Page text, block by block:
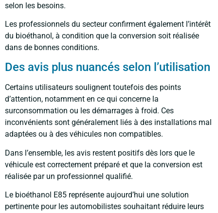
selon les besoins.
Les professionnels du secteur confirment également l’intérêt
du bioéthanol, à condition que la conversion soit réalisée
dans de bonnes conditions.
Des avis plus nuancés selon l’utilisation
Certains utilisateurs soulignent toutefois des points
d’attention, notamment en ce qui concerne la
surconsommation ou les démarrages à froid. Ces
inconvénients sont généralement liés à des installations mal
adaptées ou à des véhicules non compatibles.
Dans l’ensemble, les avis restent positifs dès lors que le
véhicule est correctement préparé et que la conversion est
réalisée par un professionnel qualifié.
Le bioéthanol E85 représente aujourd’hui une solution
pertinente pour les automobilistes souhaitant réduire leurs